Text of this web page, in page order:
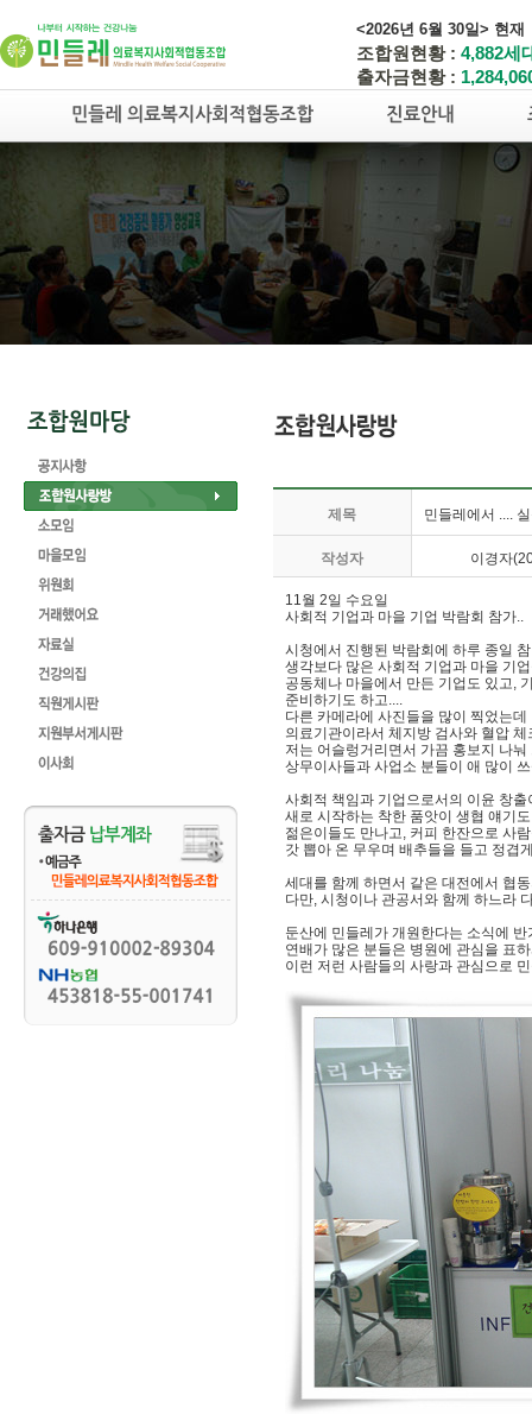
<2026년 6월 30일> 현재
조합원현황 : 4,882세
출자금현황 :
제목 민들레에서 ....
작성자 이경자
11월 2일 수요일
사회적 기업과 마을 기업 박람회 참가..
시청에서 진행된 박람회에 하루 종일
생각보다 많은 사회적 기업과 마을 기
공동체나 마을에서 만든 기업도 있고,
준비하기도 하고....
다른 카메라에 사진들을 많이 찍었는
의료기관이라서 체지방 검사와 혈압
저는 어슬렁거리면서 가끔 홍보지 나
상무이사들과 사업소 분들이 애 많이
사회적 책임과 기업으로서의 이윤 창
새로 시작하는 착한 품앗이 생협 얘기
젊은이들도 만나고, 커피 한잔으로 사
갓 뽑아 온 무우며 배추들을 들고 정겹
세대를 함께 하면서 같은 대전에서 협
다만, 시청이나 관공서와 함께 하느라
둔산에 민들레가 개원한다는 소식에
연배가 많은 분들은 병원에 관심을 표
이런 저런 사람들의 사랑과 관심으로